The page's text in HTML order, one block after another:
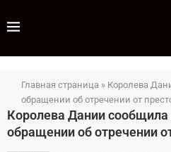
Главная страница » Королева
обращении об отречении от
Королева Дании сообщила
обращении об отречении